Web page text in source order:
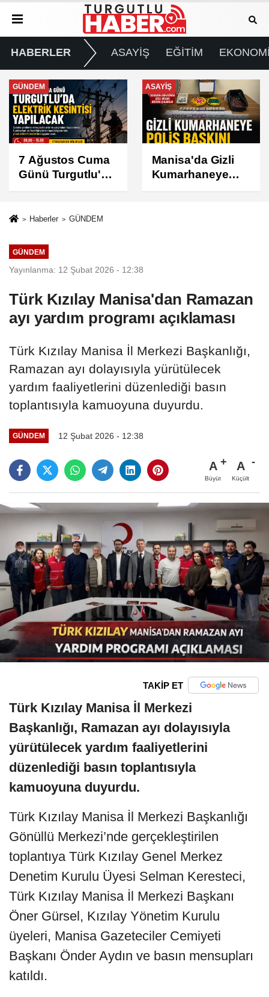
HABERLER ASAYİŞ EĞİTİM
ASAYİŞ
Manisa'da Gizli
Kumarhaneye
Polis Baskını
SPOR
Turgutlu
Belediyespor'un
Fikstürü Belli
Haberler GÜNDEM
GÜNDEM
Yayınlanma: 12 Şubat 2026 - 12:38
Türk Kızılay Manisa'dan Ramazan
ayı yardım programı açıklaması
Türk Kızılay Manisa İl Merkezi Başkanlığı,
Ramazan ayı dolayısıyla yürütülecek
yardım faaliyetlerini düzenlediği basın
toplantısıyla kamuoyuna duyurdu.
GÜNDEM 12 Şubat 2026 - 12:38
A
Büyüt
A
Küçült
TAKİP ET
Türk Kızılay Manisa İl Merkezi
Başkanlığı, Ramazan ayı dolayısıyla
yürütülecek yardım faaliyetlerini
düzenlediği basın toplantısıyla
kamuoyuna duyurdu.
Türk Kızılay Manisa İl Merkezi Başkanlığı
Gönüllü Merkezi’nde gerçekleştirilen
toplantıya Türk Kızılay Genel Merkez
Denetim Kurulu Üyesi Selman Keresteci,
Türk Kızılay Manisa İl Merkezi Başkanı
Öner Gürsel, Kızılay Yönetim Kurulu
üyeleri, Manisa Gazeteciler Cemiyeti
Başkanı Önder Aydın ve basın mensupları
katıldı.